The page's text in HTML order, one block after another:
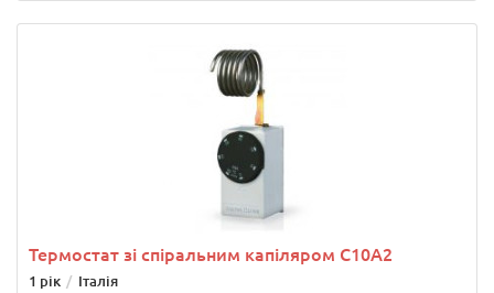
Термостат зі спіральним капіляром C10A2
1 рік Італія